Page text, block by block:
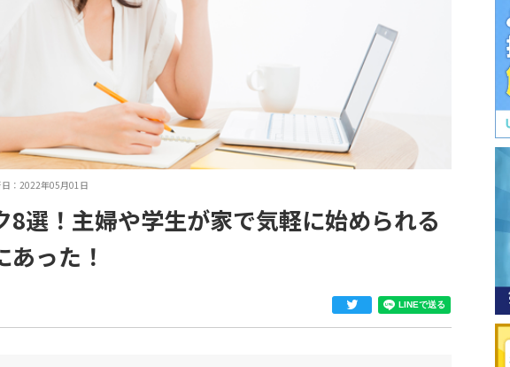
：2022年05月01日
8選！主婦や学生が家で気軽に始められる
った！